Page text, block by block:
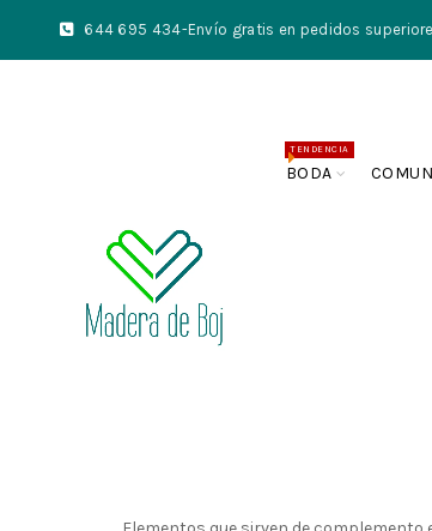
644 695 434-Envío gratis en pedidos superiores
BODA
TENDENCIA